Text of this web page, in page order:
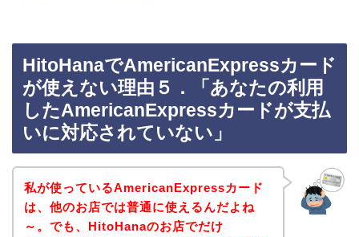
HitoHanaでAmericanExpressカード
が使えない理由５．「あなたの利用
したAmericanExpressカードが支払
いに対応されていない」
私が使っているAmericanExpressカード
は、他のお店では普通に使えるんだよね
～。でも、HitoHanaのお店でだけ